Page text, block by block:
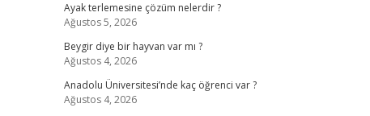
Ayak terlemesine çözüm nelerdir ?
Ağustos 5, 2026
Beygir diye bir hayvan var mı ?
Ağustos 4, 2026
Anadolu Üniversitesi’nde kaç öğrenci var ?
Ağustos 4, 2026